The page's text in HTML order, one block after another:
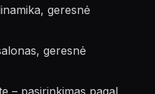
geresnė
geresnė
– pasirinkimas pagal